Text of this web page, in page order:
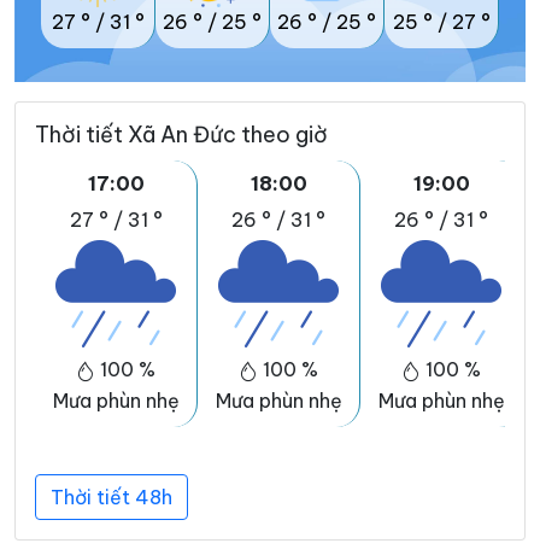
27 ° / 31 ° 26 ° / 25 ° 26 ° / 25 ° 25 ° / 27 °
Thời tiết Xã An Đức theo giờ
17:00
27 ° / 31 °
100 %
Mưa phùn nhẹ
18:00
26 ° / 31 °
100 %
Mưa phùn nhẹ
19:00
26 ° / 31 °
100 %
Mưa phùn nhẹ
Thời tiết 48h